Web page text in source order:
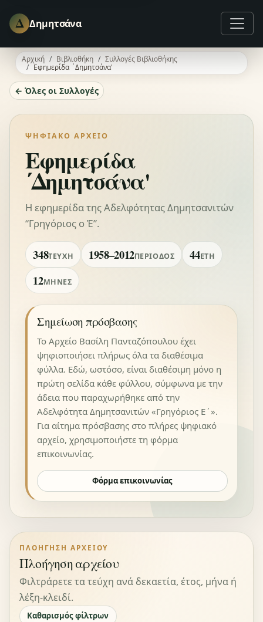
Δ Δημητσάνα
Αρχική Βιβλιοθήκη
Συλλογές Βιβλιοθήκης
Εφημερίδα ΄Δημητσάνα'
← Όλες οι Συλλογές
ΨΗΦΙΑΚΌ ΑΡΧΕΊΟ
Εφημερίδα
΄Δημητσάνα'
Η εφημερίδα της Αδελφότητας Δημητσανιτών
“Γρηγόριος ο Έ”.
348ΤΕΎΧΗ 1958–2012ΠΕΡΊΟΔΟΣ 44ΈΤΗ
12ΜΉΝΕΣ
Σημείωση πρόσβασης
Το Αρχείο Βασίλη Πανταζόπουλου έχει
ψηφιοποιήσει πλήρως όλα τα διαθέσιμα
φύλλα. Εδώ, ωστόσο, είναι διαθέσιμη μόνο η
πρώτη σελίδα κάθε φύλλου, σύμφωνα με την
άδεια που παραχωρήθηκε από την
Αδελφότητα Δημητσανιτών «Γρηγόριος Ε΄».
Για αίτημα πρόσβασης στο πλήρες ψηφιακό
αρχείο, χρησιμοποιήστε τη φόρμα
επικοινωνίας.
Φόρμα επικοινωνίας
ΠΛΟΉΓΗΣΗ ΑΡΧΕΊΟΥ
Πλοήγηση αρχείου
Φιλτράρετε τα τεύχη ανά δεκαετία, έτος, μήνα ή
λέξη-κλειδί.
Καθαρισμός φίλτρων